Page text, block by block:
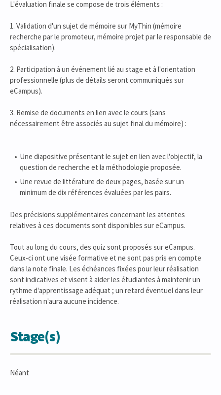
L'évaluation finale se compose de trois éléments :
1. Validation d'un sujet de mémoire sur MyThin (mémoire
recherche par le promoteur, mémoire projet par le responsable de
spécialisation).
2. Participation à un événement lié au stage et à l'orientation
professionnelle (plus de détails seront communiqués sur
eCampus).
3. Remise de documents en lien avec le cours (sans
nécessairement être associés au sujet final du mémoire) :
Une diapositive présentant le sujet en lien avec l'objectif, la
question de recherche et la méthodologie proposée.
Une revue de littérature de deux pages, basée sur un
minimum de dix références évaluées par les pairs.
Des précisions supplémentaires concernant les attentes
relatives à ces documents sont disponibles sur eCampus.
Tout au long du cours, des quiz sont proposés sur eCampus.
Ceux-ci ont une visée formative et ne sont pas pris en compte
dans la note finale. Les échéances fixées pour leur réalisation
sont indicatives et visent à aider les étudiantes à maintenir un
rythme d'apprentissage adéquat ; un retard éventuel dans leur
réalisation n'aura aucune incidence.
Stage(s)
Néant